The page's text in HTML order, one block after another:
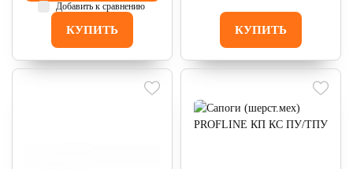
КУПИТЬ
Добавить к сравнению
КУПИТЬ